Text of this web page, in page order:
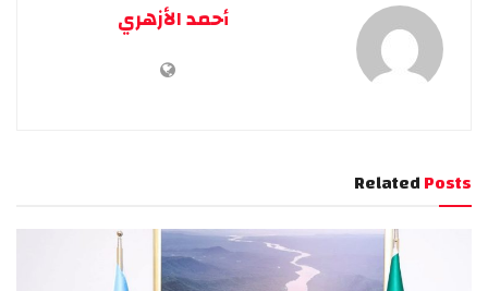
أحمد الأزهري
RelatedPosts